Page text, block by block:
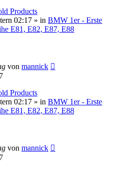
Products
02:17 » in BMW 1er - Erste
E81, E82, E87, E88
von mannick
Products
02:17 » in BMW 1er - Erste
E81, E82, E87, E88
von mannick